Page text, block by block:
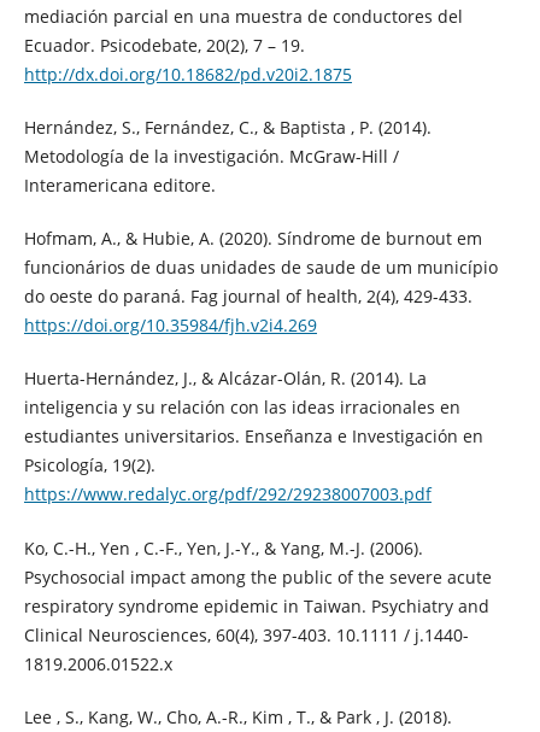
mediación parcial en una muestra de conductores del
Ecuador. Psicodebate, 20(2), 7 – 19.
http://dx.doi.org/10.18682/pd.v20i2.1875
Hernández, S., Fernández, C., & Baptista , P. (2014).
Metodología de la investigación. McGraw-Hill /
Interamericana editore.
Hofmam, A., & Hubie, A. (2020). Síndrome de burnout em
funcionários de duas unidades de saude de um município
do oeste do paraná. Fag journal of health, 2(4), 429-433.
https://doi.org/10.35984/fjh.v2i4.269
Huerta-Hernández, J., & Alcázar-Olán, R. (2014). La
inteligencia y su relación con las ideas irracionales en
estudiantes universitarios. Enseñanza e Investigación en
Psicología, 19(2).
https://www.redalyc.org/pdf/292/29238007003.pdf
Ko, C.-H., Yen , C.-F., Yen, J.-Y., & Yang, M.-J. (2006).
Psychosocial impact among the public of the severe acute
respiratory syndrome epidemic in Taiwan. Psychiatry and
Clinical Neurosciences, 60(4), 397-403. 10.1111 / j.1440-
1819.2006.01522.x
Lee , S., Kang, W., Cho, A.-R., Kim , T., & Park , J. (2018).